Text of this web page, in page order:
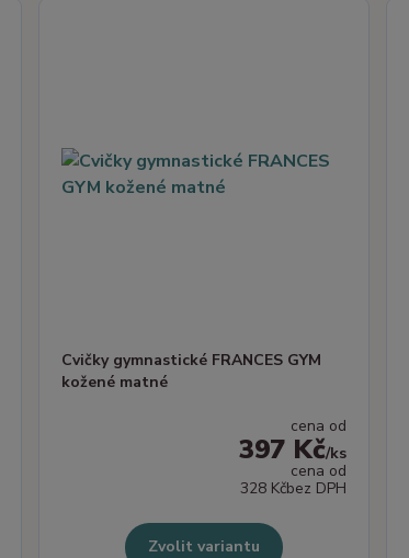
Cvičky gymnastické FRANCES GYM
kožené matné
cena od
397 Kč/ks
cena od
328 Kčbez DPH
Zvolit variantu